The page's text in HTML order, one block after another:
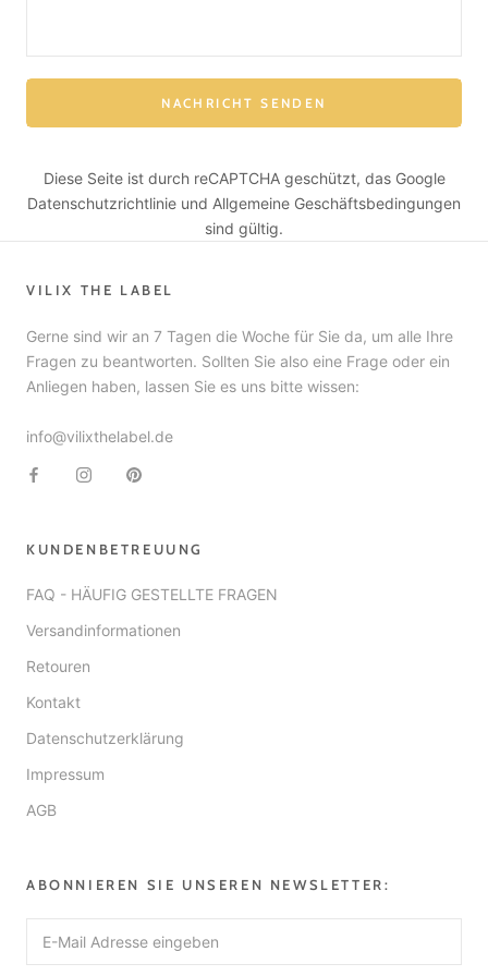
NACHRICHT SENDEN
Diese Seite ist durch reCAPTCHA geschützt, das Google
Datenschutzrichtlinie und Allgemeine Geschäftsbedingungen
sind gültig.
VILIX THE LABEL
Gerne sind wir an 7 Tagen die Woche für Sie da, um alle Ihre
Fragen zu beantworten. Sollten Sie also eine Frage oder ein
Anliegen haben, lassen Sie es uns bitte wissen:
info@vilixthelabel.de
KUNDENBETREUUNG
FAQ - HÄUFIG GESTELLTE FRAGEN
Versandinformationen
Retouren
Kontakt
Datenschutzerklärung
Impressum
AGB
ABONNIEREN SIE UNSEREN NEWSLETTER: